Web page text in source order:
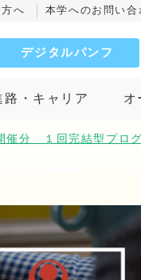
へ 本学へのお問い合
デジタルパンフ
路・キャリア オ
催分 １回完結型プロ